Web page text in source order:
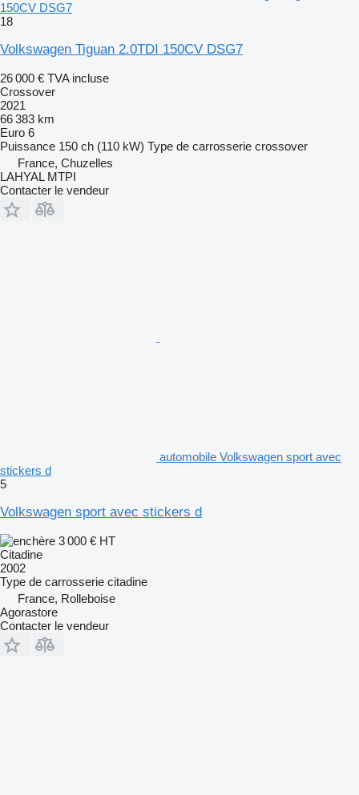
150CV DSG7
18
Volkswagen Tiguan 2.0TDI 150CV DSG7
26 000 € TVA incluse
Crossover
2021
66 383 km
Euro 6
Puissance 150 ch (110 kW) Type de carrosserie crossover
France, Chuzelles
LAHYAL MTPI
Contacter le vendeur
automobile Volkswagen sport avec
stickers d
5
Volkswagen sport avec stickers d
3 000 € HT
Citadine
2002
Type de carrosserie citadine
France, Rolleboise
Agorastore
Contacter le vendeur